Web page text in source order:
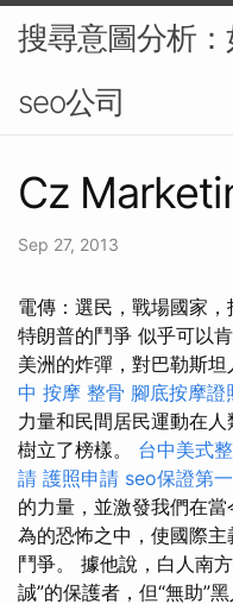
搜尋意圖分析
seo公司
Cz
Sep 27, 2013
電傳：選民，戰場國家
特朗普的鬥爭 似乎可以
美洲的炸彈，對巴勒斯
中 按摩 整骨 腳底按摩證
力量和民間居民運動在
樹立了榜樣。 台中美式
請 護照申請 seo保證第
的力量，並激發我們在
為的恐怖之中，使國際
鬥爭。 據他說，白人南
誠”的保護者，但“無助”